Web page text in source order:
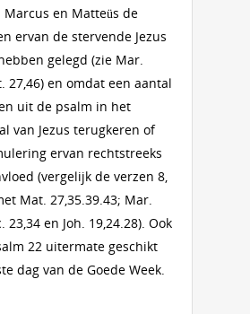
en Matteüs de
ervan de stervende Jezus
gelegd (zie Mar.
27,46) en omdat een aantal
uit de psalm in het
van Jezus terugkeren of
ervan rechtstreeks
(vergelijk de verzen 8,
Mat. 27,35.39.43; Mar.
23,34 en Joh. 19,24.28). Ook
22 uitermate geschikt
dag van de Goede Week.